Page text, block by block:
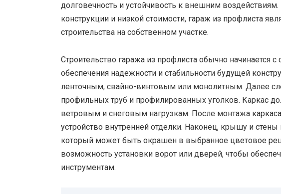
долговечность и устойчивость к внешним
конструкции и низкой стоимости, гараж из профлиста
строительства на собственном участке.
Строительство гаража из профлиста обычно начинается
обеспечения надежности и стабильности будущей
ленточным, свайно-винтовым или монолитным. Далее
профильных труб и профилированных уголков. Каркас
ветровым и снеговым нагрузкам. После монтажа
устройство внутренней отделки. Наконец, крышу и
который может быть окрашен в выбранное цветовое
возможность установки ворот или дверей, чтобы
инструментам.